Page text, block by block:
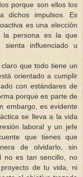
porque son ellos los
dichos impulsos. Es
es una elección
la persona es la que
influenciado u
que todo tiene un
orientado a cumplir
con estándares de
porque es parte de
embargo, es evidente
se lleva a la vida
laboral y un jefe
que tienes que
de olvidarlo, sin
no es tan sencillo, no
de tu vida, ni